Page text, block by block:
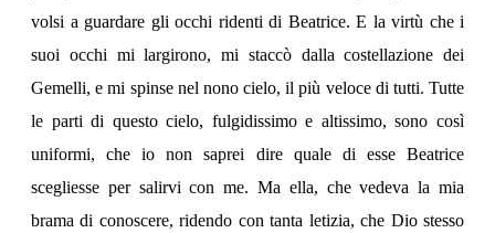
volsi a guardare gli occhi ridenti di Beatrice. E la virtù che i
suoi occhi mi largirono, mi staccò dalla costellazione dei
Gemelli, e mi spinse nel nono cielo, il più veloce di tutti. Tutte
le parti di questo cielo, fulgidissimo e altissimo, sono così
uniformi, che io non saprei dire quale di esse Beatrice
scegliesse per salirvi con me. Ma ella, che vedeva la mia
brama di conoscere, ridendo con tanta letizia, che Dio stesso